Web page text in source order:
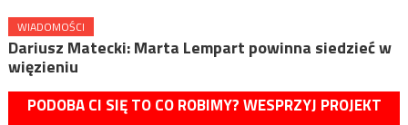
WIADOMOŚCI
Dariusz Matecki: Marta Lempart powinna siedzieć w
więzieniu
PODOBA CI SIĘ TO CO ROBIMY? WESPRZYJ PROJEKT